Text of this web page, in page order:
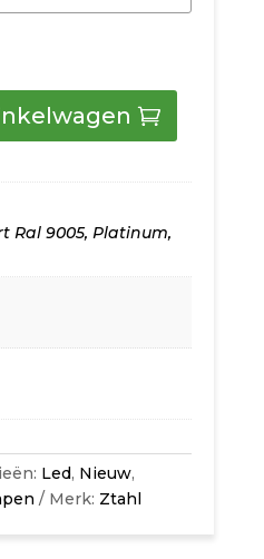
Ral 9005, Platinum,
Led, Nieuw,
Merk: Ztahl